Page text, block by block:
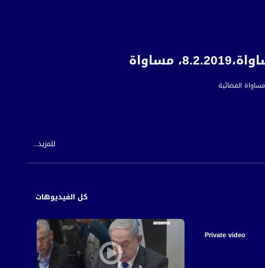
للمزيد...
كل الفيديوهات
Private video